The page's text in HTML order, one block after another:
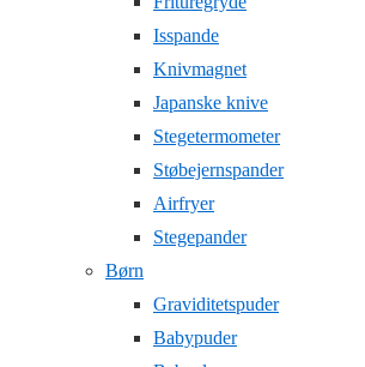
Isspande
Knivmagnet
Japanske knive
Stegetermometer
Støbejernspander
Airfryer
Stegepander
Børn
Graviditetspuder
Babypuder